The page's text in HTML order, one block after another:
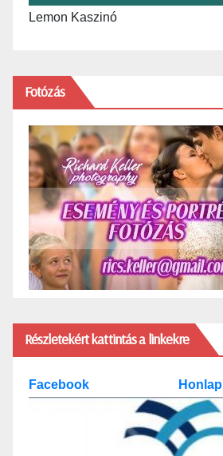
Lemon Kaszinó
Fotózás
Részletekért kattintás a linkekre
Facebook Honlap